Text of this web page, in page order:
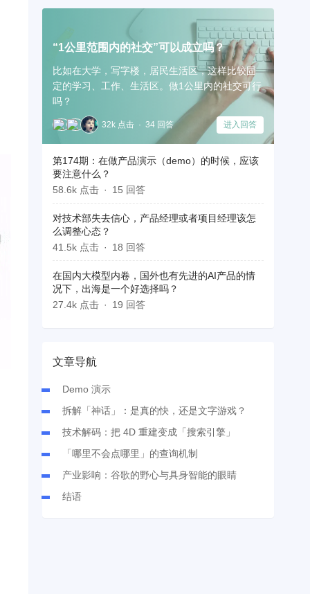
“1公里范围内的社交”可以成立吗？
比如在大学，写字楼，居民生活区，这样比较固
定的学习、工作、生活区。做1公里内的社交可行
吗？
32k 点击 34 回答 进入回答
第174期：在做产品演示（demo）的时候，应该
要注意什么？
58.6k 点击
15 回答
对技术部失去信心，产品经理或者项目经理该怎
么调整心态？
41.5k 点击
18 回答
在国内大模型内卷，国外也有先进的AI产品的情
况下，出海是一个好选择吗？
27.4k 点击
19 回答
文章导航
Demo 演示
拆解「神话」：是真的快，还是文字游戏？
技术解码：把 4D 重建变成「搜索引擎」
「哪里不会点哪里」的查询机制
产业影响：谷歌的野心与具身智能的眼睛
结语